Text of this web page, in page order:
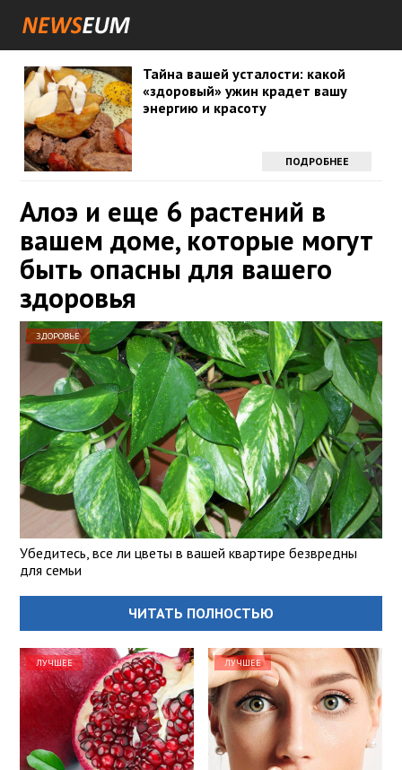
Тайна вашей усталости: какой
«здоровый» ужин крадет вашу
энергию и красоту
ПОДРОБНЕЕ
Алоэ и еще 6 растений в
вашем доме, которые могут
быть опасны для вашего
здоровья
ЗДОРОВЬЕ
Убедитесь, все ли цветы в вашей квартире безвредны
для семьи
ЧИТАТЬ ПОЛНОСТЬЮ
ЛУЧШЕЕ ЛУЧШЕЕ